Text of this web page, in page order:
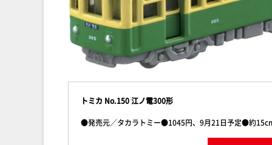
トミカ No.150 江ノ電300形
●発売元／タカラトミー●1045円、9月21日予定●約